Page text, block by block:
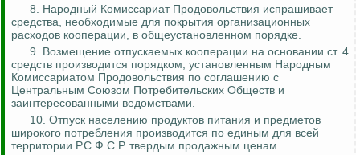
8. Народный Комиссариат Продовольствия испрашивает
средства, необходимые для покрытия организационных
расходов кооперации, в общеустановленном порядке.
9. Возмещение отпускаемых кооперации на основании ст. 4
средств производится порядком, установленным Народным
Комиссариатом Продовольствия по соглашению с
Центральным Союзом Потребительских Обществ и
заинтересованными ведомствами.
10. Отпуск населению продуктов питания и предметов
широкого потребления производится по единым для всей
территории Р.С.Ф.С.Р. твердым продажным ценам.